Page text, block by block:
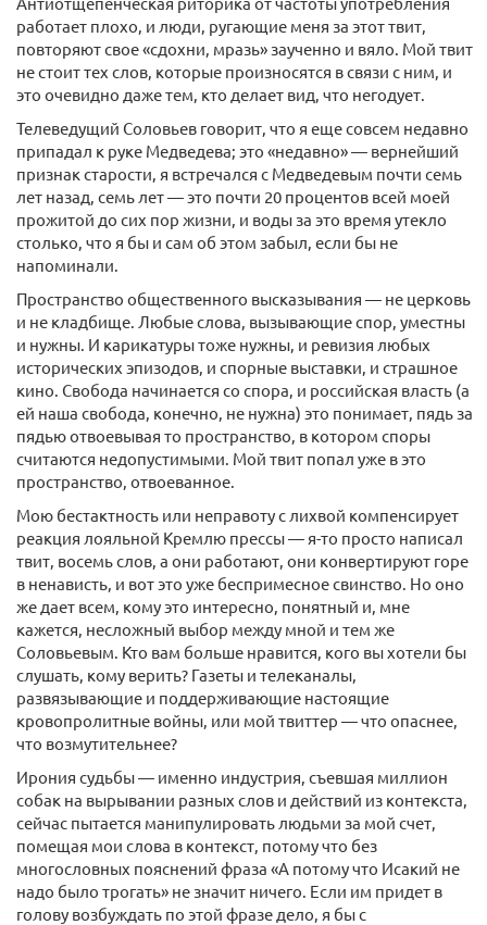
работает плохо, и люди, ругающие меня за этот твит,
повторяют свое «сдохни, мразь» заученно и вяло. Мой твит
не стоит тех слов, которые произносятся в связи с ним, и
это очевидно даже тем, кто делает вид, что негодует.
Телеведущий Соловьев говорит, что я еще совсем недавно
припадал к руке Медведева; это «недавно» — вернейший
признак старости, я встречался с Медведевым почти семь
лет назад, семь лет — это почти 20 процентов всей моей
прожитой до сих пор жизни, и воды за это время утекло
столько, что я бы и сам об этом забыл, если бы не
напоминали.
Пространство общественного высказывания — не церковь
и не кладбище. Любые слова, вызывающие спор, уместны
и нужны. И карикатуры тоже нужны, и ревизия любых
исторических эпизодов, и спорные выставки, и страшное
кино. Свобода начинается со спора, и российская власть (а
ей наша свобода, конечно, не нужна) это понимает, пядь за
пядью отвоевывая то пространство, в котором споры
считаются недопустимыми. Мой твит попал уже в это
пространство, отвоеванное.
Мою бестактность или неправоту с лихвой компенсирует
реакция лояльной Кремлю прессы — я-то просто написал
твит, восемь слов, а они работают, они конвертируют горе
в ненависть, и вот это уже беспримесное свинство. Но оно
же дает всем, кому это интересно, понятный и, мне
кажется, несложный выбор между мной и тем же
Соловьевым. Кто вам больше нравится, кого вы хотели бы
слушать, кому верить? Газеты и телеканалы,
развязывающие и поддерживающие настоящие
кровопролитные войны, или мой твиттер — что опаснее,
что возмутительнее?
Ирония судьбы — именно индустрия, съевшая миллион
собак на вырывании разных слов и действий из контекста,
сейчас пытается манипулировать людьми за мой счет,
помещая мои слова в контекст, потому что без
многословных пояснений фраза «А потому что Исакий не
надо было трогать» не значит ничего. Если им придет в
голову возбуждать по этой фразе дело, я бы с